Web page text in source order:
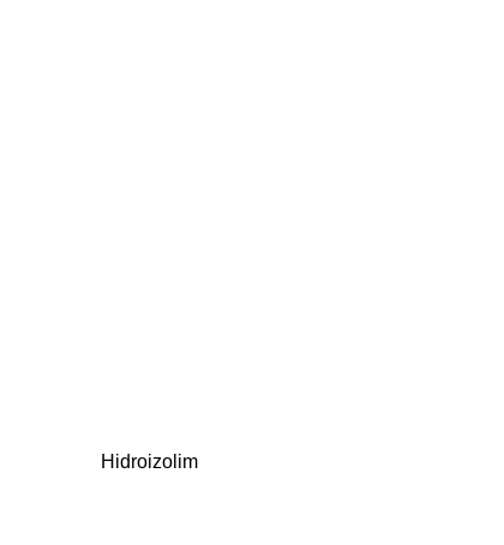
Hidroizolim